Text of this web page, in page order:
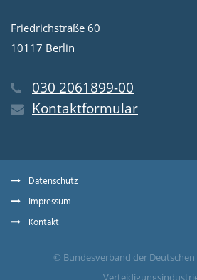
Friedrichstraße 60
10117 Berlin
030 2061899-00
Kontaktformular
Datenschutz
Impressum
Kontakt
© Bundesverband der Deutschen